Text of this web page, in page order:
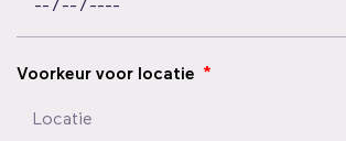
Voorkeur voor locatie